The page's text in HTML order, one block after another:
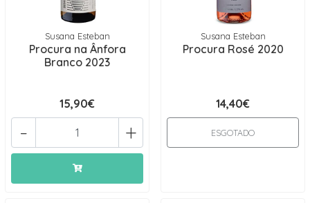
Susana Esteban
Procura na Ânfora
Branco 2023
15,90€
+
-
Susana Esteban
Procura Rosé 2020
14,40€
ESGOTADO